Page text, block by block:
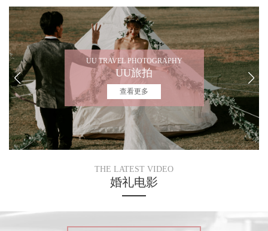
UU TRAVEL PHOTOGRAPHY
UU旅拍
查看更多
THE LATEST VIDEO
婚礼电影